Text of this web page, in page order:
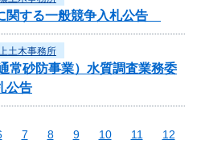
関する一般競争入札公告
土木事務所
常砂防事業）水質調査業務委
公告
7 8 9 10 11
12